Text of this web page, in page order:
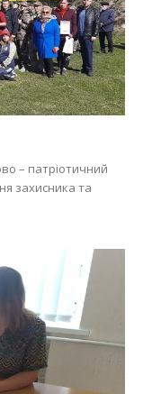
– патріотичний
захисника та